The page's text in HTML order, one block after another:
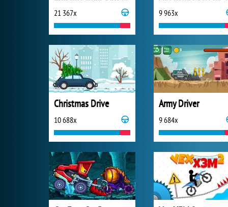
21 367x 9 963x
Christmas Drive
10 688x
Army Driver
9 684x